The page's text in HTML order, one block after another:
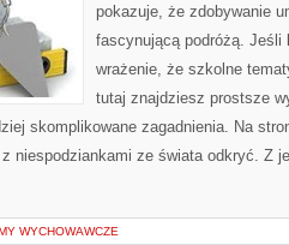
pokazuje, że zdobywanie
fascynującą podróżą. Jeśli
wrażenie, że szkolne
tutaj znajdziesz prostsze
skomplikowane zagadnienia. Na
z niespodziankami ze świata odkryć. Z
WYCHOWAWCZE